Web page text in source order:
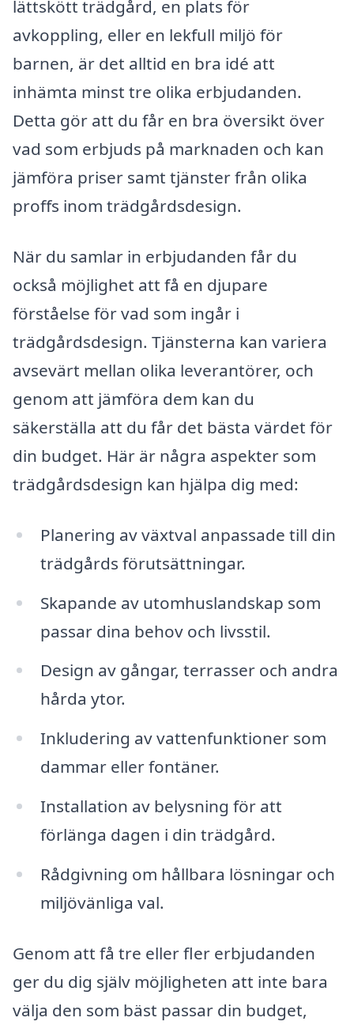
lättskött trädgård, en plats för
avkoppling, eller en lekfull miljö för
barnen, är det alltid en bra idé att
inhämta minst tre olika erbjudanden.
Detta gör att du får en bra översikt över
vad som erbjuds på marknaden och kan
jämföra priser samt tjänster från olika
proffs inom trädgårdsdesign.
När du samlar in erbjudanden får du
också möjlighet att få en djupare
förståelse för vad som ingår i
trädgårdsdesign. Tjänsterna kan variera
avsevärt mellan olika leverantörer, och
genom att jämföra dem kan du
säkerställa att du får det bästa värdet för
din budget. Här är några aspekter som
trädgårdsdesign kan hjälpa dig med:
Planering av växtval anpassade till din
trädgårds förutsättningar.
Skapande av utomhuslandskap som
passar dina behov och livsstil.
Design av gångar, terrasser och andra
hårda ytor.
Inkludering av vattenfunktioner som
dammar eller fontäner.
Installation av belysning för att
förlänga dagen i din trädgård.
Rådgivning om hållbara lösningar och
miljövänliga val.
Genom att få tre eller fler erbjudanden
ger du dig själv möjligheten att inte bara
välja den som bäst passar din budget,